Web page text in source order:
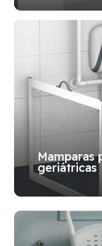
Mamparas
geriátricas